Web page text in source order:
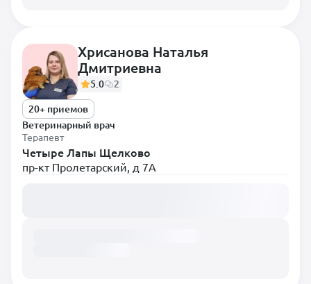
Хрисанова Наталья
Дмитриевна
5.0
2
20+ приемов
Ветеринарный врач
Терапевт
Четыре Лапы Щелково
пр-кт Пролетарский, д 7А